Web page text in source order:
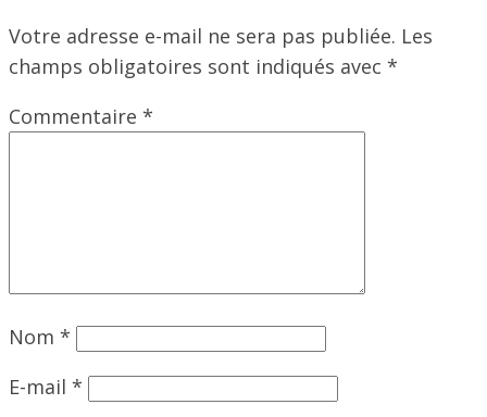
Votre adresse e-mail ne sera pas publiée. Les
champs obligatoires sont indiqués avec *
Commentaire *
Nom *
E-mail *